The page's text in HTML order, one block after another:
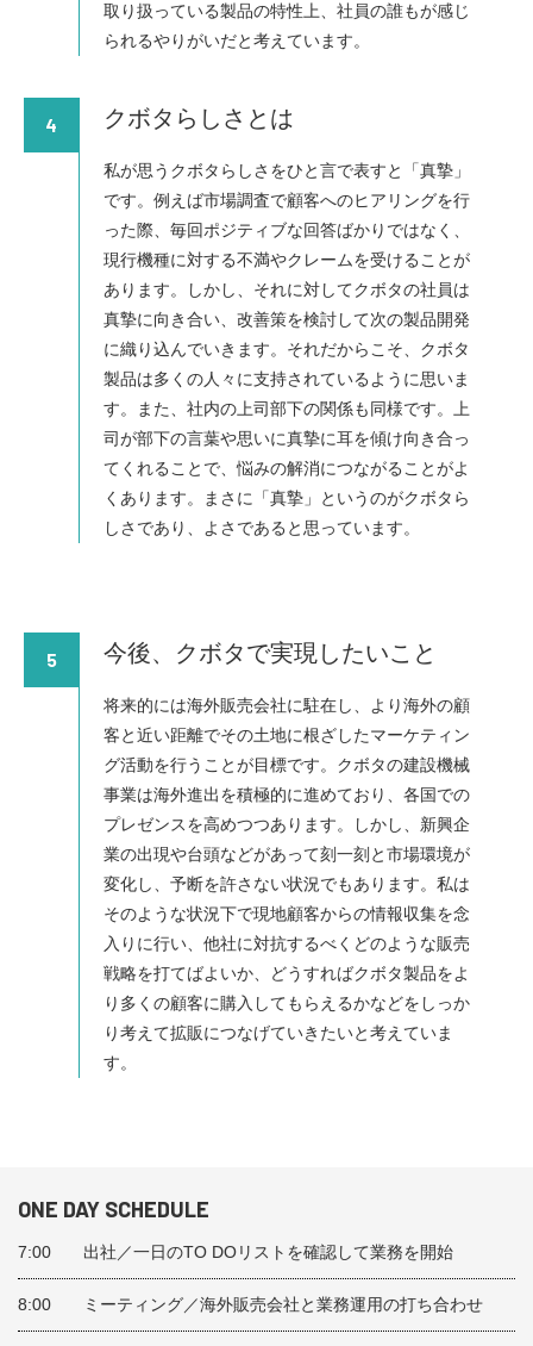
取り扱っている製品の特性上、社員の誰もが感じ
られるやりがいだと考えています。
4 クボタらしさとは
私が思うクボタらしさをひと言で表すと「真摯」
です。例えば市場調査で顧客へのヒアリングを行
った際、毎回ポジティブな回答ばかりではなく、
現行機種に対する不満やクレームを受けることが
あります。しかし、それに対してクボタの社員は
真摯に向き合い、改善策を検討して次の製品開発
に織り込んでいきます。それだからこそ、クボタ
製品は多くの人々に支持されているように思いま
す。また、社内の上司部下の関係も同様です。上
司が部下の言葉や思いに真摯に耳を傾け向き合っ
てくれることで、悩みの解消につながることがよ
くあります。まさに「真摯」というのがクボタら
しさであり、よさであると思っています。
5 今後、クボタで実現したいこと
将来的には海外販売会社に駐在し、より海外の顧
客と近い距離でその土地に根ざしたマーケティン
グ活動を行うことが目標です。クボタの建設機械
事業は海外進出を積極的に進めており、各国での
プレゼンスを高めつつあります。しかし、新興企
業の出現や台頭などがあって刻一刻と市場環境が
変化し、予断を許さない状況でもあります。私は
そのような状況下で現地顧客からの情報収集を念
入りに行い、他社に対抗するべくどのような販売
戦略を打てばよいか、どうすればクボタ製品をよ
り多くの顧客に購入してもらえるかなどをしっか
り考えて拡販につなげていきたいと考えていま
す。
ONE DAY SCHEDULE
7:00 出社／一日のTO DOリストを確認して業務を開始
8:00 ミーティング／海外販売会社と業務運用の打ち合わせ